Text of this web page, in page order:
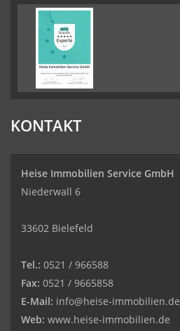
KONTAKT
Heise Immobilien Service GmbH
Niederwall 6
33602 Bielefeld
Tel.: 0521 / 966588
Fax: 0521 / 9665858
E-Mail: info@heise-immobilien.de
Web: www.heise-immobilien.de